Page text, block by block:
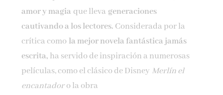
amor y magia que lleva generaciones
cautivando a los lectores. Considerada por la
crítica como la mejor novela fantástica jamás
escrita, ha servido de inspiración a numerosas
películas, como el clásico de Disney Merlín el
encantadoro la obra